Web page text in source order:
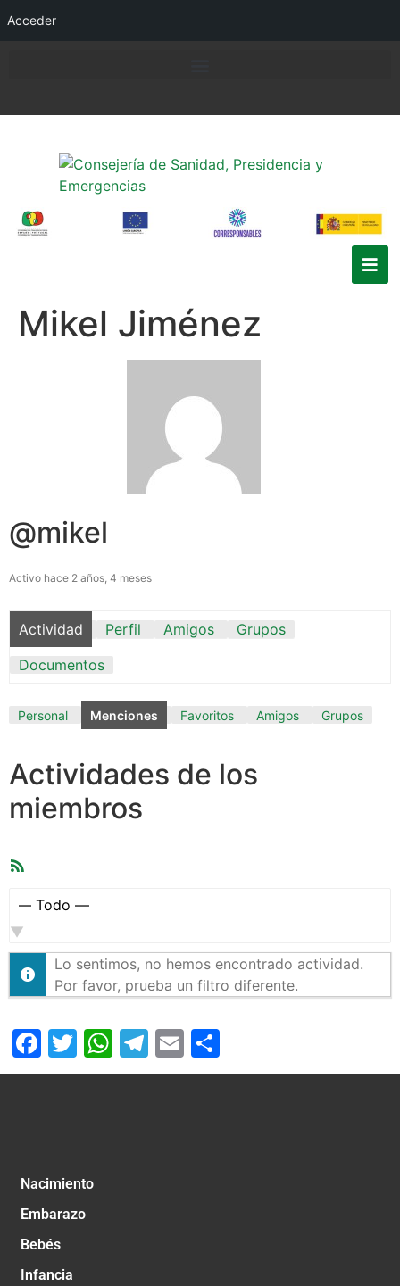
Acceder
Mikel Jiménez
@mikel
Activo hace 2 años, 4 meses
Actividad Perfil Amigos
Grupos
Documentos
Personal Menciones Favoritos Amigos Grupos
Actividades de los
miembros
Mostrar:
Lo sentimos, no hemos encontrado actividad.
Por favor, prueba un filtro diferente.
Facebook
Twitter
WhatsApp
Telegram
Email
Nacimiento
Embarazo
Bebés
Infancia